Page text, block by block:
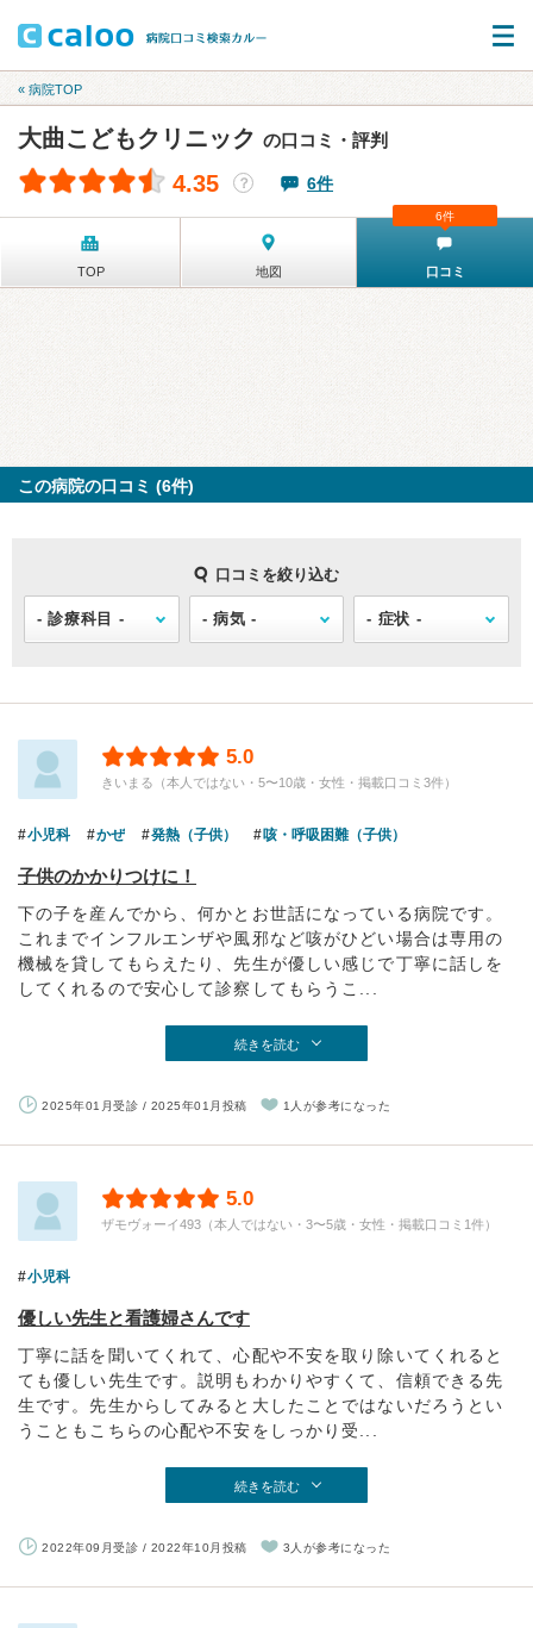
« 病院TOP
大曲こどもクリニック の口コミ・評判
4.35 ？ 6件
TOP 地図 口コミ
6件
この病院の口コミ (6件)
口コミを絞り込む
5.0
きいまる（本人ではない・5〜10歳・女性・掲載口コミ3件）
小児科 かぜ 発熱（子供） 咳・呼吸困難（子供）
子供のかかりつけに！
下の子を産んでから、何かとお世話になっている病院です。
これまでインフルエンザや風邪など咳がひどい場合は専用の
機械を貸してもらえたり、先生が優しい感じで丁寧に話しを
してくれるので安心して診察してもらうこ...
続きを読む
2025年01月受診 / 2025年01月投稿 1人が参考になった
5.0
ザモヴォーイ493（本人ではない・3〜5歳・女性・掲載口コミ1件）
小児科
優しい先生と看護婦さんです
丁寧に話を聞いてくれて、心配や不安を取り除いてくれると
ても優しい先生です。説明もわかりやすくて、信頼できる先
生です。先生からしてみると大したことではないだろうとい
うこともこちらの心配や不安をしっかり受...
続きを読む
2022年09月受診 / 2022年10月投稿 3人が参考になった